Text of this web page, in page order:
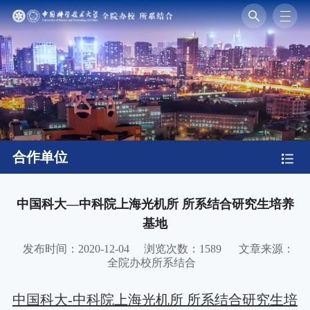
合作单位
中国科大—中科院上海光机所 所系结合研究生培养
基地
发布时间：2020-12-04 浏览次数： 1589
文章来源：
全院办校所系结合
中国科大-中科院上海光机所 所系结合研究生培